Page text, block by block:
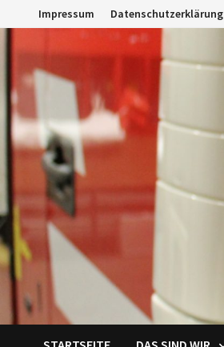
Inhalt
springen
Impressum Datenschutzerklärung